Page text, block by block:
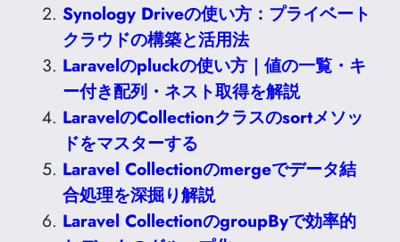
Synology Driveの使い方：プライベート
クラウドの構築と活用法
Laravelのpluckの使い方｜値の一覧・キ
ー付き配列・ネスト取得を解説
LaravelのCollectionクラスのsortメソッ
ドをマスターする
Laravel Collectionのmergeでデータ結
合処理を深掘り解説
Laravel CollectionのgroupByで効率的